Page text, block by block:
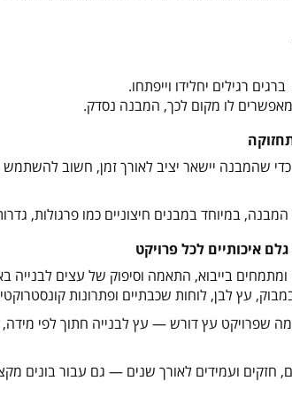
רגילים יחלידו וייפתחו.
לו מקום לכך, המבנה נסדק.
שהמבנה יישאר יציב לאורך זמן, חשוב להשתמש
במיוחד במבנים חיצוניים כמו פרגולות,
איכותיים לכל פרויקט
נוימן מקצוענים בעץ פועלים משנת 1984 ומתמחים בייבוא, התאמה וסיפוק
עץ לבן, לוחות שכבתיים ופתרונות
שפרויקט עץ דורש — עץ לבנייה חתוך לפי מידה,
חזקים ועמידים לאורך שנים — גם עבור בונים